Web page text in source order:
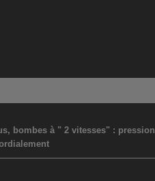
bombes à " 2 vitesses" :